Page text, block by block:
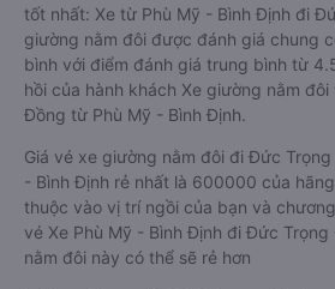
tốt nhất: Xe từ Phù Mỹ - Bình Định đi
giường nằm đôi được đánh giá chung
bình với điểm đánh giá trung bình từ
hồi của hành khách Xe giường nằm
Đồng từ Phù Mỹ - Bình Định.
Giá vé xe giường nằm đôi đi Đức
- Bình Định rẻ nhất là 600000 của
thuộc vào vị trí ngồi của bạn và
vé Xe Phù Mỹ - Bình Định đi Đức
nằm đôi này có thể sẽ rẻ hơn